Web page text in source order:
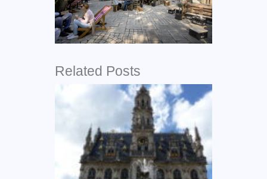
Related Posts